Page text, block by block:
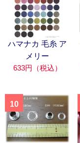
ハマナカ 毛糸 ア
メリー
633円（税込）
10